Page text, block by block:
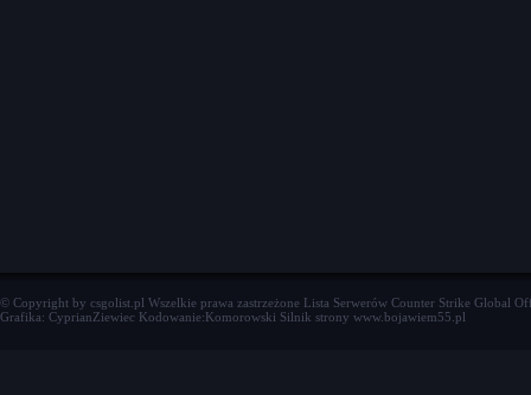
© Copyright by csgolist.pl Wszelkie prawa zastrzeżone Lista Serwerów Counter Strike Global
Grafika: CyprianZiewiec Kodowanie:Komorowski Silnik strony www.bojawiem55.pl